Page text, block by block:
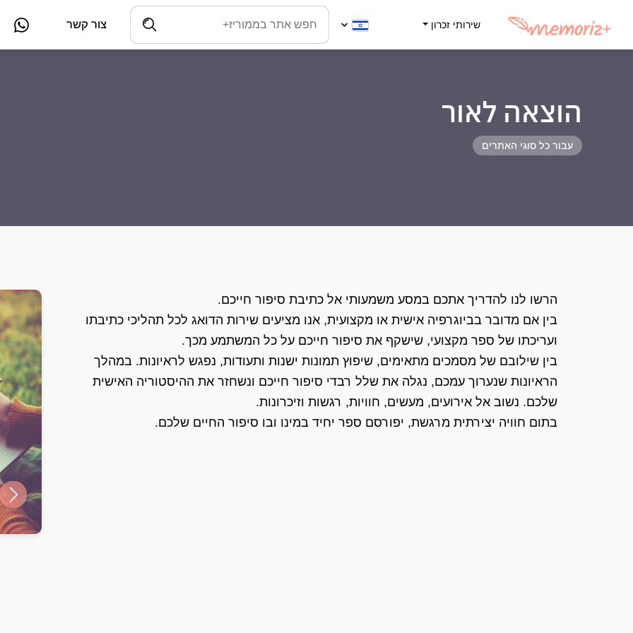
שירותי זכרון צור קשר
הוצאה לאור
עבור כל סוגי האתרים
הרשו לנו להדריך אתכם במסע משמעותי אל כתיבת סיפור חייכם.
בין אם מדובר בביוגרפיה אישית או מקצועית, אנו מציעים שירות הדואג לכל תהליכי כתיבתו
ועריכתו של ספר מקצועי, שישקף את סיפור חייכם על כל המשתמע מכך.
בין שילובם של מסמכים מתאימים, שיפוץ תמונות ישנות ותעודות, נפגש לראיונות. במהלך
הראיונות שנערוך עמכם, נגלה את שלל רבדי סיפור חייכם ונשחזר את ההיסטוריה האישית
שלכם. נשוב אל אירועים, מעשים, חוויות, רגשות וזיכרונות.
בתום חוויה יצירתית מרגשת, יפורסם ספר יחיד במינו ובו סיפור החיים שלכם.